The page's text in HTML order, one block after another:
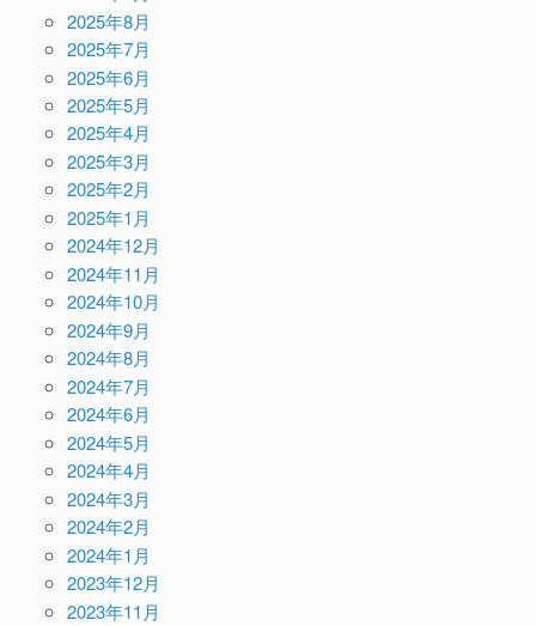
2025年8月
2025年7月
2025年6月
2025年5月
2025年4月
2025年3月
2025年2月
2025年1月
2024年12月
2024年11月
2024年10月
2024年9月
2024年8月
2024年7月
2024年6月
2024年5月
2024年4月
2024年3月
2024年2月
2024年1月
2023年12月
2023年11月